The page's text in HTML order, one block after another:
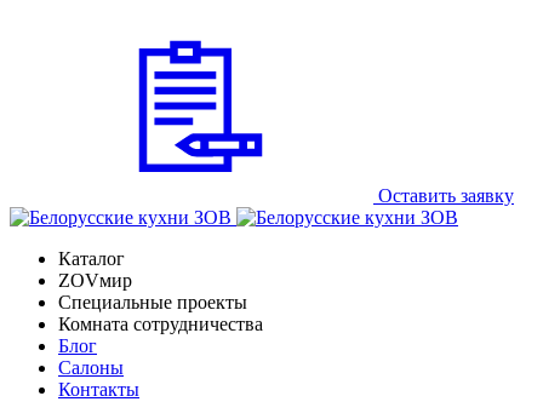
Оставить заявку
Каталог
ZOVмир
Специальные проекты
Комната сотрудничества
Блог
Салоны
Контакты